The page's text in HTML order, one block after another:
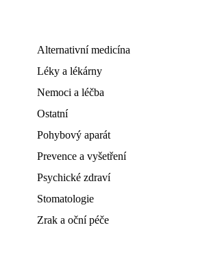
Alternativní medicína
Léky a lékárny
Nemoci a léčba
Ostatní
Pohybový aparát
Prevence a vyšetření
Psychické zdraví
Stomatologie
Zrak a oční péče